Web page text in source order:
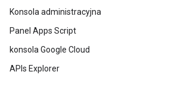
Konsola administracyjna
Panel Apps Script
konsola Google Cloud
APIs Explorer